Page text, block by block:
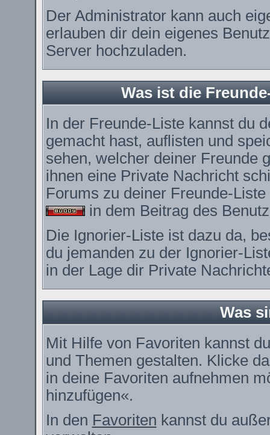
Der Administrator kann auch
erlauben dir dein eigenes
Server hochzuladen.
Was ist die
In der Freunde-Liste kannst du
gemacht hast, auflisten und
sehen, welcher deiner Freunde
ihnen eine Private Nachricht
Forums zu deiner Freunde-
in dem Beitrag des
Die Ignorier-Liste ist dazu da,
du jemanden zu der Ignorier-
in der Lage dir Private
Was
Mit Hilfe von Favoriten kannst
und Themen gestalten. Klicke
in deine Favoriten aufnehmen
hinzufügen«.
In den Favoriten kannst du